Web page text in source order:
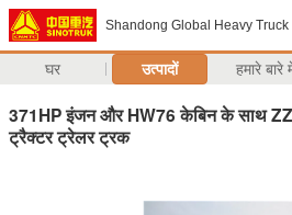
Shandong Global Heavy Truck
घर उत्पादों हमारे बारे
371HP इंजन और HW76 केबिन के साथ
ट्रैक्टर ट्रेलर ट्रक